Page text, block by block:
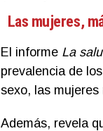
Las mujeres,
El informe La
prevalencia de
sexo, las
Además, revela